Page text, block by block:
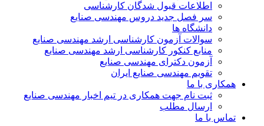
اطلاعات قبول شدگان کارشناسی
سر فصل جدید دروس مهندسی صنایع
دانشگاه ها
سوالات آزمون کارشناسی ارشد مهندسی صنایع
منابع کنکور کارشناسی ارشد مهندسی صنایع
آزمون دکترای مهندسی صنایع
تقویم مهندسی صنایع ایران
همکاری با ما
ثبت نام جهت همکاری در تیم اخبار مهندسی صنایع
ارسال مطلب
تماس با ما